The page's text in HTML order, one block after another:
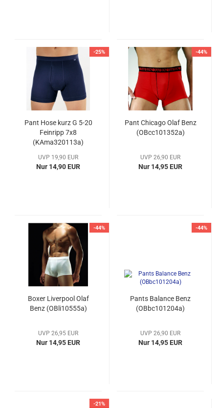
-25%
Pant Hose kurz G 5-20
Feinripp 7x8
(KAma320113a)
UVP 19,90 EUR
Nur 14,90 EUR
-44%
Pant Chicago Olaf Benz
(OBcc101352a)
UVP 26,90 EUR
Nur 14,95 EUR
-44%
Boxer Liverpool Olaf
Benz (OBli10555a)
UVP 26,95 EUR
Nur 14,95 EUR
-44%
Pants Balance Benz
(OBbc101204a)
UVP 26,90 EUR
Nur 14,95 EUR
-21%